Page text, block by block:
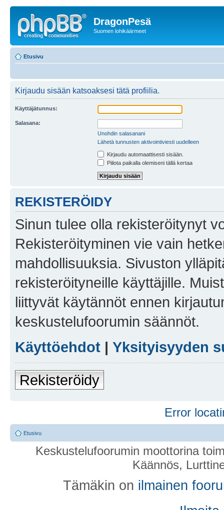
DragonPesä
Suomen lohikäärmeet
Etusivu
Kirjaudu sisään katsoaksesi tätä profiilia.
Käyttäjätunnus:
Salasana:
Unohdin salasanani
Lähetä tunnusten aktivointiviesti uudelleen
Kirjaudu automaattisesti sisään.
Piilota paikalla olemiseni tällä kertaa
REKISTERÖIDY
Sinun tulee olla rekisteröitynyt
Rekisteröityminen vie vain
mahdollisuuksia. Sivuston
rekisteröityneille käyttäjille.
liittyvät käytännöt ennen
keskustelufoorumin säännöt.
Käyttöehdot | Yksityisyyden
Rekisteröidy
Error
Etusivu
Keskustelufoorumin moottorina
Käännös,
Tämäkin on ilmainen